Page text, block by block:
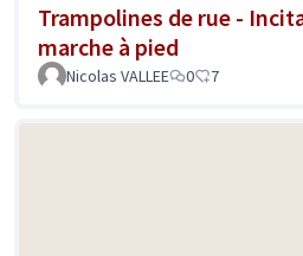
Trampolines de rue -
marche à pied
Nicolas VALLEE 0 7